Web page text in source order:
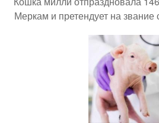
Меркам и претендует на